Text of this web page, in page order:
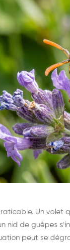
Un volet
nid de guêpes
peut se